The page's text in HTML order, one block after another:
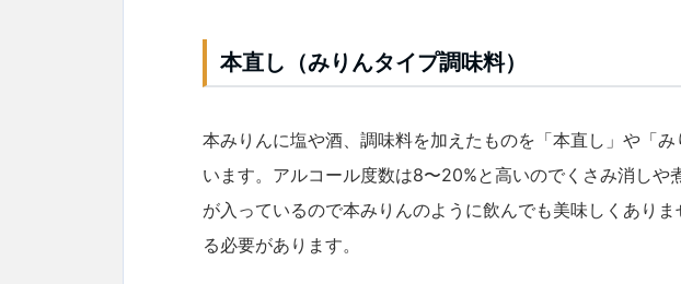
本直し（みりんタイプ調味料）
本みりんに塩や酒、調味料を加えたものを「本直し」や「
います。アルコール度数は8〜20%と高いのでくさみ消しや
が入っているので本みりんのように飲んでも美味しくあり
る必要があります。